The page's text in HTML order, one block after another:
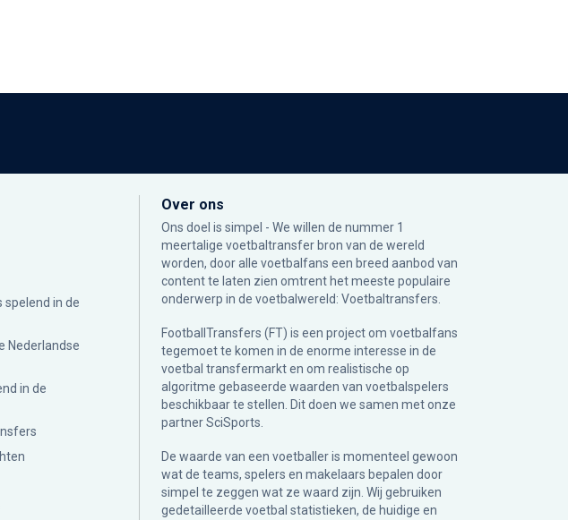
spelend in de
Nederlandse
in de
Over ons
Ons doel is simpel - We willen de nummer 1
meertalige voetbaltransfer bron van de wereld
worden, door alle voetbalfans een breed aanbod van
content te laten zien omtrent het meeste populaire
onderwerp in de voetbalwereld: Voetbaltransfers.
FootballTransfers (FT) is een project om voetbalfans
tegemoet te komen in de enorme interesse in de
voetbal transfermarkt en om realistische op
algoritme gebaseerde waarden van voetbalspelers
beschikbaar te stellen. Dit doen we samen met onze
partnerSciSports
De waarde van een voetballer is momenteel gewoon
wat de teams, spelers en makelaars bepalen door
simpel te zeggen wat ze waard zijn. Wij gebruiken
gedetailleerde voetbal statistieken, de huidige en